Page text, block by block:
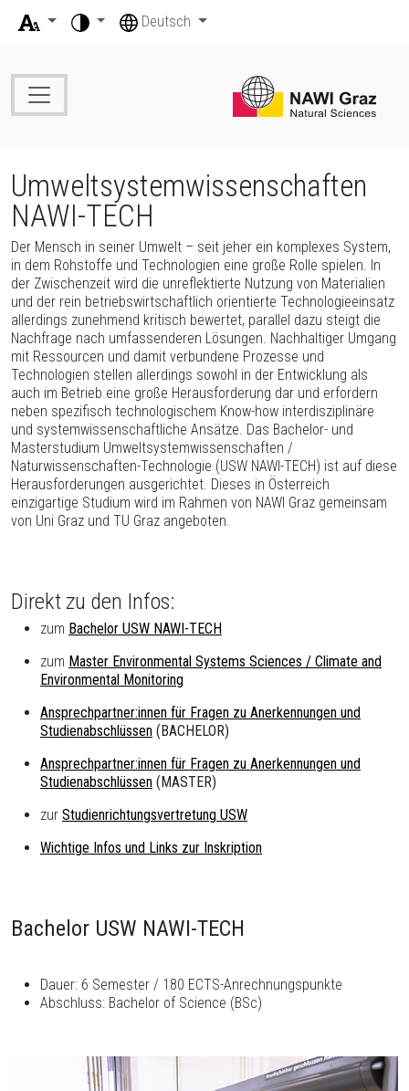
Positionsanzeige (Zugriffstaste 2)
den Zusatzinformationen (Zugriffstaste 5)
den Seiteneinstellungen (Benutzer/Sprache) (Zugriffstaste 8)
Deutsch
Beginn des Seitenbereichs: Inhalt:
Umweltsystemwissenschaften
NAWI-TECH
Der Mensch in seiner Umwelt – seit jeher ein komplexes System,
in dem Rohstoffe und Technologien eine große Rolle spielen. In
der Zwischenzeit wird die unreflektierte Nutzung von Materialien
und der rein betriebswirtschaftlich orientierte Technologieeinsatz
allerdings zunehmend kritisch bewertet, parallel dazu steigt die
Nachfrage nach umfassenderen Lösungen. Nachhaltiger Umgang
mit Ressourcen und damit verbundene Prozesse und
Technologien stellen allerdings sowohl in der Entwicklung als
auch im Betrieb eine große Herausforderung dar und erfordern
neben spezifisch technologischem Know-how interdisziplinäre
und systemwissenschaftliche Ansätze. Das Bachelor- und
Masterstudium Umweltsystemwissenschaften /
Naturwissenschaften-Technologie (USW NAWI-TECH) ist auf diese
Herausforderungen ausgerichtet. Dieses in Österreich
einzigartige Studium wird im Rahmen von NAWI Graz gemeinsam
von Uni Graz und TU Graz angeboten.
Direkt zu den Infos:
zum Bachelor USW NAWI-TECH
zum Master Environmental Systems Sciences / Climate and
Environmental Monitoring
Ansprechpartner:innen für Fragen zu Anerkennungen und
Studienabschlüssen (BACHELOR)
Ansprechpartner:innen für Fragen zu Anerkennungen und
Studienabschlüssen (MASTER)
zur Studienrichtungsvertretung USW
Wichtige Infos und Links zur Inskription
Bachelor USW NAWI-TECH
Dauer: 6 Semester / 180 ECTS-Anrechnungspunkte
Abschluss: Bachelor of Science (BSc)